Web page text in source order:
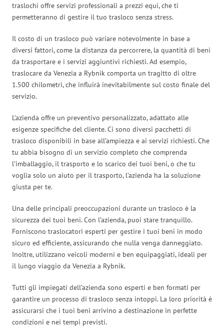
traslochi offre servizi professionali a prezzi equi, che ti
permetteranno di gestire il tuo trasloco senza stress.
Il costo di un trasloco può variare notevolmente in base a
diversi fattori, come la distanza da percorrere, la quantità di beni
da trasportare e i servizi aggiuntivi richiesti. Ad esempio,
traslocare da Venezia a Rybnik comporta un tragitto di oltre
1.500 chilometri, che influirà inevitabilmente sul costo finale del
servizio.
L’azienda offre un preventivo personalizzato, adattato alle
esigenze specifiche del cliente. Ci sono diversi pacchetti di
trasloco disponibili in base all’ampiezza e ai servizi richiesti. Che
tu abbia bisogno di un servizio completo che comprenda
l’imballaggio, il trasporto e lo scarico dei tuoi beni, o che tu
voglia solo un aiuto per il trasporto, l’azienda ha la soluzione
giusta per te.
Una delle principali preoccupazioni durante un trasloco è la
sicurezza dei tuoi beni. Con l’azienda, puoi stare tranquillo.
Forniscono traslocatori esperti per gestire i tuoi beni in modo
sicuro ed efficiente, assicurando che nulla venga danneggiato.
Inoltre, utilizzano veicoli moderni e ben equipaggiati, ideali per
il lungo viaggio da Venezia a Rybnik.
Tutti gli impiegati dell’azienda sono esperti e ben formati per
garantire un processo di trasloco senza intoppi. La loro priorità è
assicurarsi che i tuoi beni arrivino a destinazione in perfette
condizioni e nei tempi previsti.